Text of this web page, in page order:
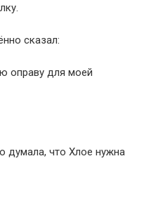
сказал:
оправу для моей
думала, что Хлое нужна